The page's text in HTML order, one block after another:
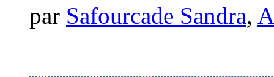
par Safourcade Sandra,